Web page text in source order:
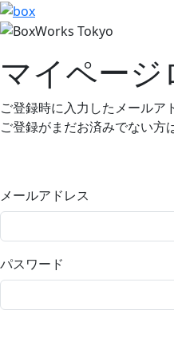
マイページ
ご登録時に入力したメールア
ご登録がまだお済みでない方
メールアドレス
パスワード